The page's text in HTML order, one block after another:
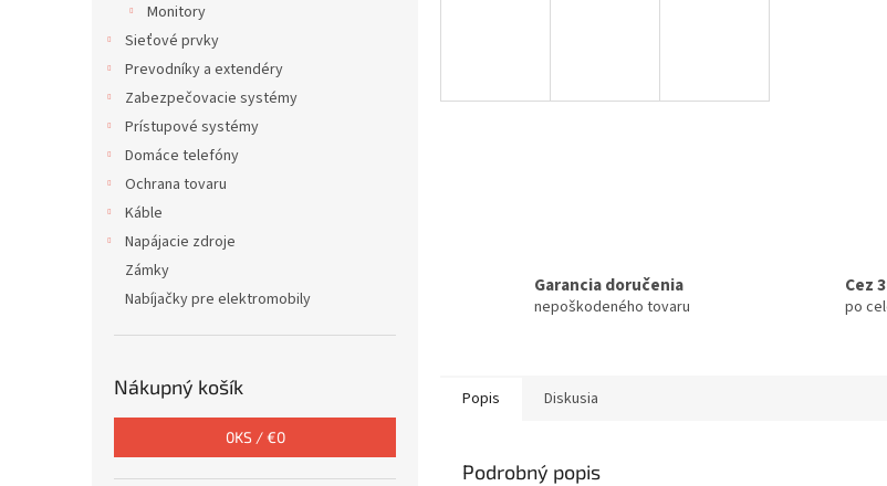
Monitory
Sieťové prvky
Prevodníky a extendéry
Zabezpečovacie systémy
Prístupové systémy
Domáce telefóny
Ochrana tovaru
Káble
Napájacie zdroje
Zámky
Nabíjačky pre elektromobily
Nákupný košík
0KS /€0
Garancia doručenia
nepoškodeného tovaru
Cez
po
Popis Diskusia
Podrobný popis